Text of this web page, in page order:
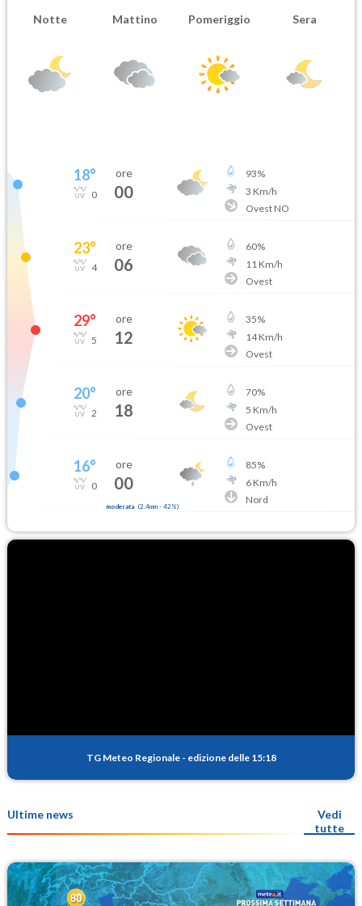
Notte Mattino Pomeriggio Sera
18°
0
ore
00
93%
3 Km/h
Ovest NO
23°
4
ore
06
60%
11 Km/h
Ovest
29°
5
ore
12
35%
14Km/h
Ovest
20°
2
ore
18
70%
5 Km/h
Ovest
16°
0
ore
00
moderata (2.4mm- 42 %)
85%
6Km/h
Nord
TG Meteo Regionale - edizione delle 15:18
Ultime news
Vedi
tutte